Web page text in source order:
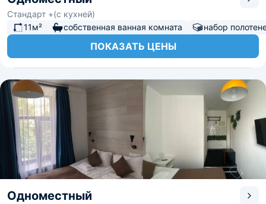
Стандарт +(с кухней)
11м²
собственная ванная комната набор
ПОКАЗАТЬ ЦЕНЫ
Одноместный